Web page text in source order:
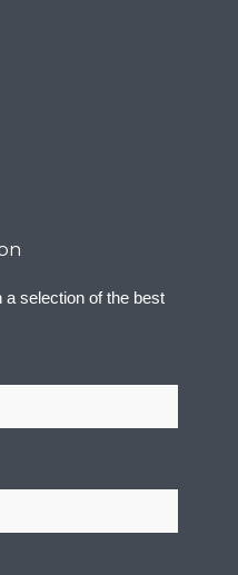
selection of the best